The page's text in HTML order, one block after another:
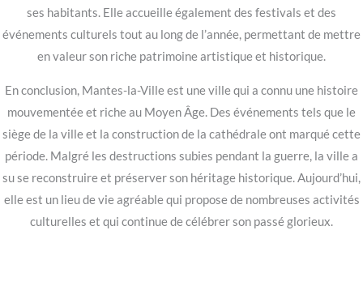
ses habitants. Elle accueille également des festivals et des
événements culturels tout au long de l’année, permettant de mettre
en valeur son riche patrimoine artistique et historique.
En conclusion, Mantes-la-Ville est une ville qui a connu une histoire
mouvementée et riche au Moyen Âge. Des événements tels que le
siège de la ville et la construction de la cathédrale ont marqué cette
période. Malgré les destructions subies pendant la guerre, la ville a
su se reconstruire et préserver son héritage historique. Aujourd’hui,
elle est un lieu de vie agréable qui propose de nombreuses activités
culturelles et qui continue de célébrer son passé glorieux.